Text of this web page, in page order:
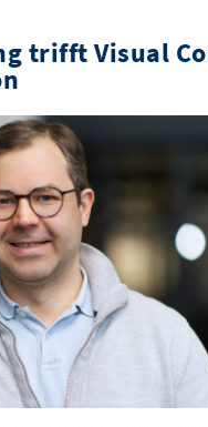
trifft Visual